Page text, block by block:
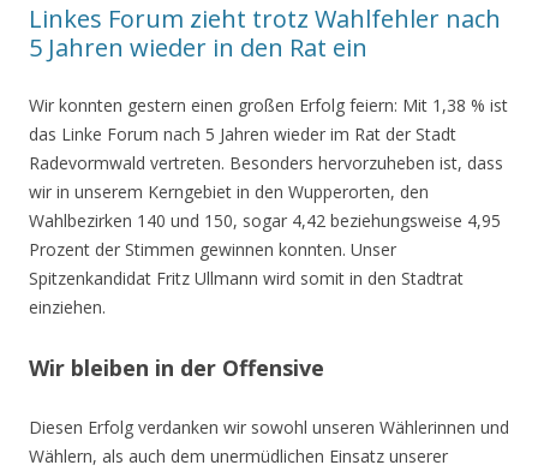
Linkes Forum zieht trotz Wahlfehler nach
5 Jahren wieder in den Rat ein
Wir konnten gestern einen großen Erfolg feiern: Mit 1,38 % ist
das Linke Forum nach 5 Jahren wieder im Rat der Stadt
Radevormwald vertreten. Besonders hervorzuheben ist, dass
wir in unserem Kerngebiet in den Wupperorten, den
Wahlbezirken 140 und 150, sogar 4,42 beziehungsweise 4,95
Prozent der Stimmen gewinnen konnten. Unser
Spitzenkandidat Fritz Ullmann wird somit in den Stadtrat
einziehen.
Wir bleiben in der Offensive
Diesen Erfolg verdanken wir sowohl unseren Wählerinnen und
Wählern, als auch dem unermüdlichen Einsatz unserer